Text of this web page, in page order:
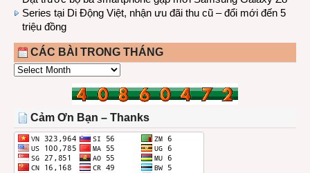
Series tại Di Động Việt, nhận ưu đãi thu cũ – đổi mới đến 5
triệu đồng
CÁC BÀI TRONG THÁNG
CÁC
THÁNG
Cảm Ơn Bạn – Thanks